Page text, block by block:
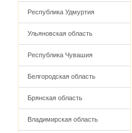
Республика Удмуртия
Ульяновская область
Республика Чувашия
Белгородская область
Брянская область
Владимирская область